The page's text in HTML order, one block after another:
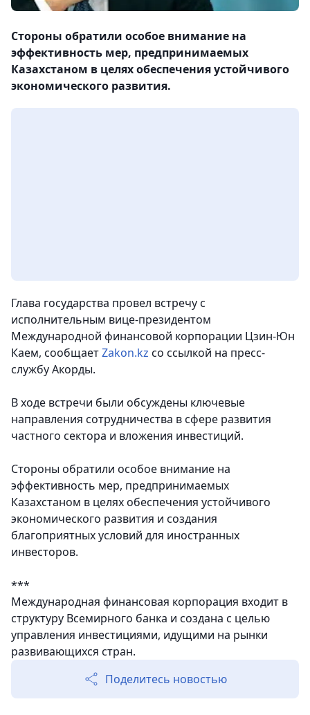
Стороны обратили особое внимание на
эффективность мер, предпринимаемых
Казахстаном в целях обеспечения устойчивого
экономического развития.
Глава государства провел встречу с
исполнительным вице-президентом
Международной финансовой корпорации Цзин-Юн
Каем, сообщаетZakon.kz со ссылкой на пресс-
службу Акорды.
В ходе встречи были обсуждены ключевые
направления сотрудничества в сфере развития
частного сектора и вложения инвестиций.
Стороны обратили особое внимание на
эффективность мер, предпринимаемых
Казахстаном в целях обеспечения устойчивого
экономического развития и создания
благоприятных условий для иностранных
инвесторов.
***
Международная финансовая корпорация входит в
структуру Всемирного банка и создана с целью
управления инвестициями, идущими на рынки
развивающихся стран.
Поделитесь новостью